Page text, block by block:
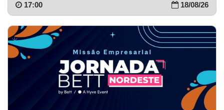
18/08/26
17:00